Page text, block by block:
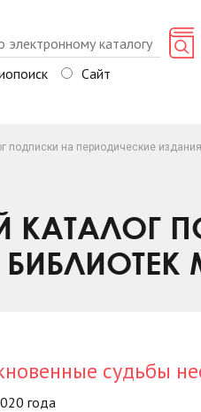
Сайт
подписки на периодические издания
судьбы
года